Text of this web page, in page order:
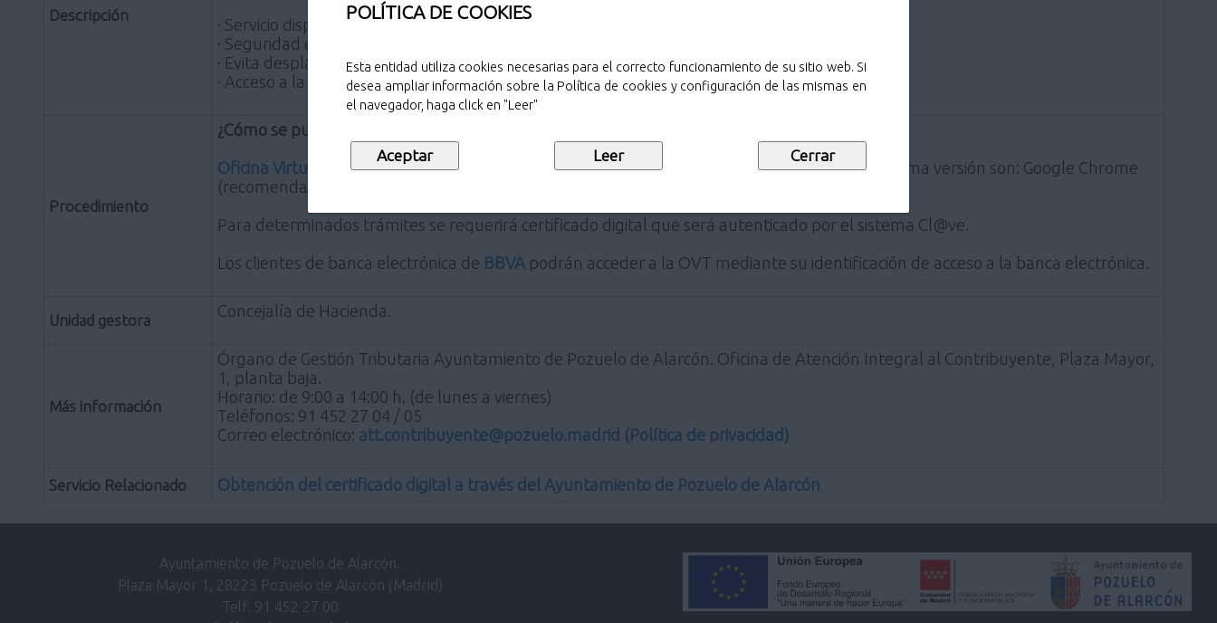
POLÍTICA DE COOKIES
Esta entidad utiliza cookies necesarias para el correcto funcionamiento de su sitio web. Si
desea ampliar información sobre la Política de cookies y configuración de las mismas en
el navegador, haga click en "Leer"
Descripción
· Servicio disponible las 24 horas del día, 7 días a la semana.
· Seguridad en el acceso a sus datos.
· Evita desplazamientos y esperas innecesarios.
· Acceso a la información tributaria municipal y los datos personales.
Procedimiento
¿Cómo se puede acceder?
Oficina Virtual Tributaria. (Los navegadores recomendados para acceder, actualizados a la última versión son: Google Chrome
(recomendado),Mozilla Firefox, Microsoft Edge, Safari).
Para determinados trámites se requerirá certificado digital que será autenticado por el sistema Cl@ve.
Los clientes de banca electrónica de BBVA podrán acceder a la OVT mediante su identificación de acceso a la banca electrónica.
Unidad gestora
Concejalía de Hacienda.
Más información
Órgano de Gestión Tributaria Ayuntamiento de Pozuelo de Alarcón. Oficina de Atención Integral al Contribuyente, Plaza Mayor,
1, planta baja.
Horario: de 9:00 a 14:00 h. (de lunes a viernes)
Teléfonos: 91 452 27 04 / 05
Correo electrónico: att.contribuyente@pozuelo.madrid (Política de privacidad)
Servicio Relacionado Obtención del certificado digital a través del Ayuntamiento de Pozuelo de Alarcón
Ayuntamiento de Pozuelo de Alarcón.
Plaza Mayor 1, 28223 Pozuelo de Alarcón (Madrid)
Telf. 91 452 27 00